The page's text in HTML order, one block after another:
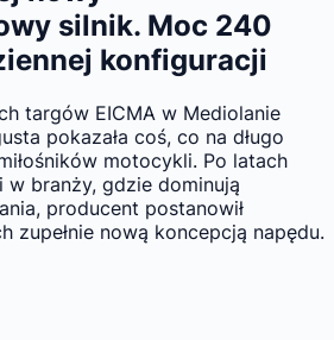
silnik. Moc 240
konfiguracji
targów EICMA w Mediolanie
pokazała coś, co na długo
motocykli. Po latach
branży, gdzie dominują
producent postanowił
zupełnie nową koncepcją napędu.